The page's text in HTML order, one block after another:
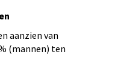
aanzien van
(mannen) ten